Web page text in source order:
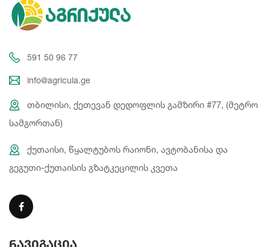
591 50 96 77
info@agricula.ge
თბილისი, ქეთევან დედოფლის გამზირი #77, (მეტრო
სამგორთან)
ქუთაისი, წყალტუბოს რაიონი, ავტობანისა და
გეგუთი-ქუთაისის გზატკეცილის კვეთა